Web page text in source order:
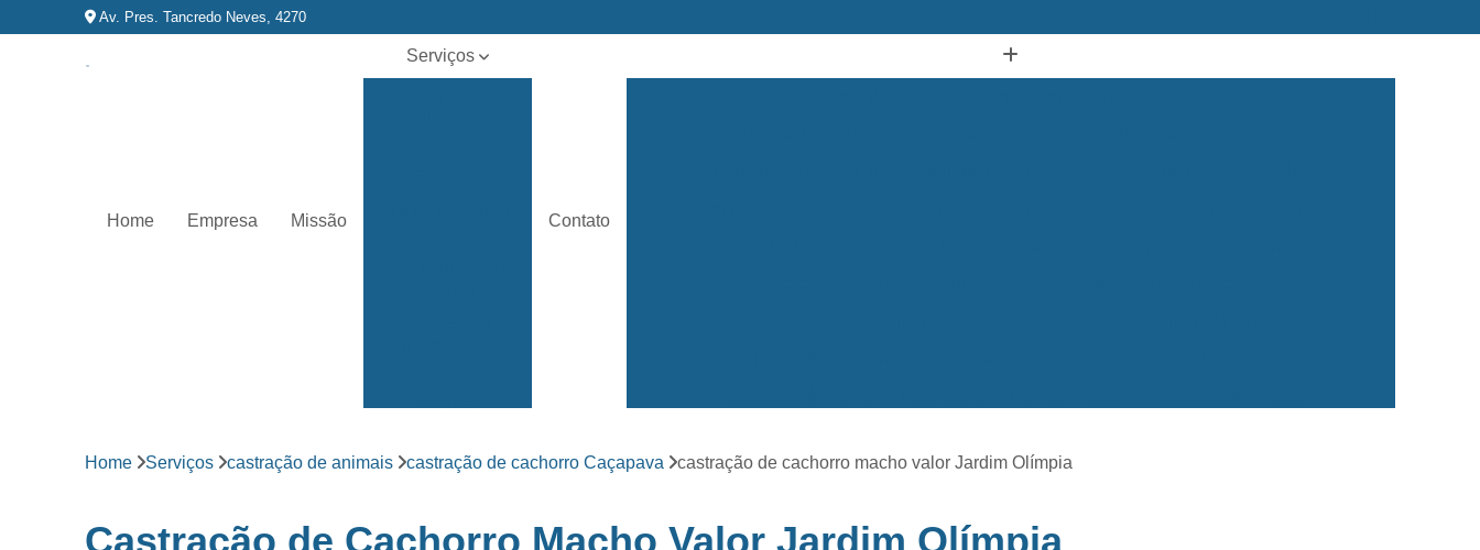
Av. Pres. Tancredo Neves, 4270
Home Empresa Missão
Serviços
Fisioterapia para
animais
para animais
Contato
Clínica Veterinária Mais Próxima
Clínica Veterinária para Cães e Gatos
Clínica Veterinária Popular Caçapava
Clínica Veterinária Popular São José dos Campos
Home Serviços castração de animais castração de cachorro Caçapava castração de cachorro macho valor Jardim Olímpia
Castração de Cachorro Macho Valor Jardim Olímpia